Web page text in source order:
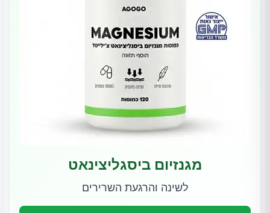
מגנזיום ביסגליצינאט
לשינה והרגעת השרירים